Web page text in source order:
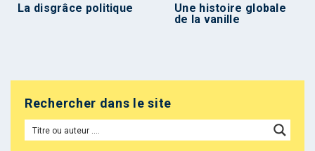
La disgrâce politique
Une histoire globale
de la vanille
Rechercher dans le site